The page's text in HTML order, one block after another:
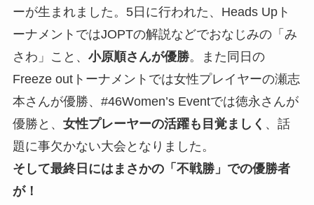
ーが生まれました。5日に行われた、Heads Upト
ーナメントではJOPTの解説などでおなじみの「み
さわ」こと、 小原順さんが優勝。また同日の
Freeze outトーナメントでは女性プレイヤーの瀬志
本さんが優勝、#46Women’s Eventでは徳永さんが
優勝と、 女性プレーヤーの活躍も目覚ましく 、話
題に事欠かない大会となりました。
そして最終日にはまさかの「不戦勝」での優勝者
が！